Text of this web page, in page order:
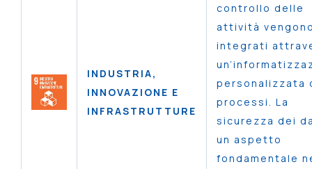
INDUSTRIA,
INNOVAZIONE E
INFRASTRUTTURE
controllo delle
attività
integrati
personalizzata
processi. La
sicurezza dei
un aspetto
fondamentale